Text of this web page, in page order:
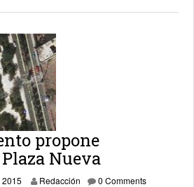
propone
Nueva
25 diciembre, 2015
Redacción 0 Comments